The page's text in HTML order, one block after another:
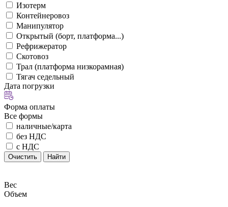
Изотерм
Контейнеровоз
Манипулятор
Открытый (борт, платформа...)
Рефрижератор
Скотовоз
Трал (платформа низкорамная)
Тягач седельный
Дата погрузки
Форма оплаты
Все формы
наличные/карта
без НДС
с НДС
Очистить Найти
Вес
Объем